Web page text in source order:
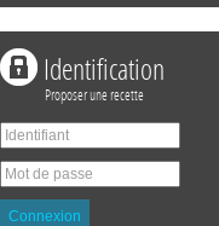
Identification
Proposer une recette
Connexion